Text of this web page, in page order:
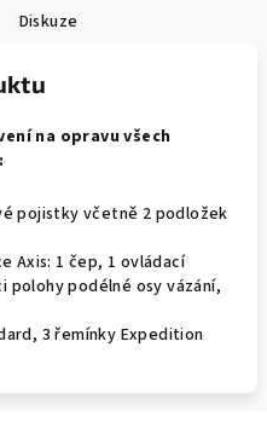
Diskuze
na opravu všech
pojistky včetně 2 podložek
Axis: 1 čep, 1 ovládací
polohy podélné osy vázání,
3 řemínky Expedition